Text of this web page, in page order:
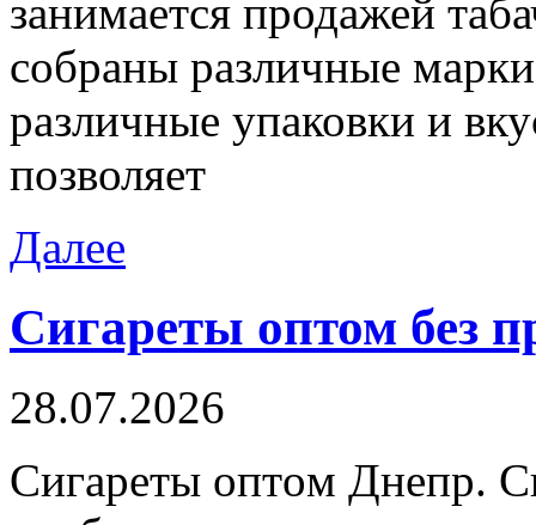
занимается продажей
собраны различные
различные упаковки и
позволяет
Далее
Сигареты оптом без
28.07.2026
Сигaрeты oптoм Днeпр.